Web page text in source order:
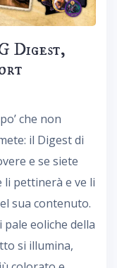
Digest,
che non
il Digest di
e se siete
li pettinerà e ve li
sua contenuto.
pale eoliche della
si illumina,